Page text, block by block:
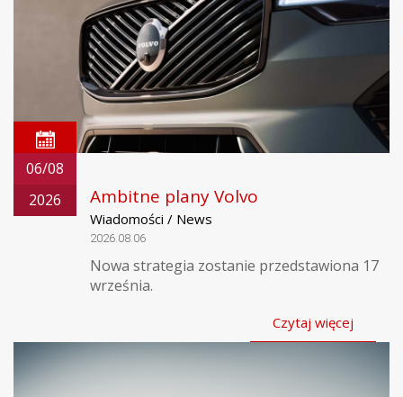
06/08
2026
Ambitne plany Volvo
Wiadomości / News
2026.08.06
Nowa strategia zostanie przedstawiona 17
września.
Czytaj więcej